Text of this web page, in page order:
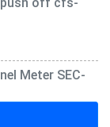
Meter SEC-